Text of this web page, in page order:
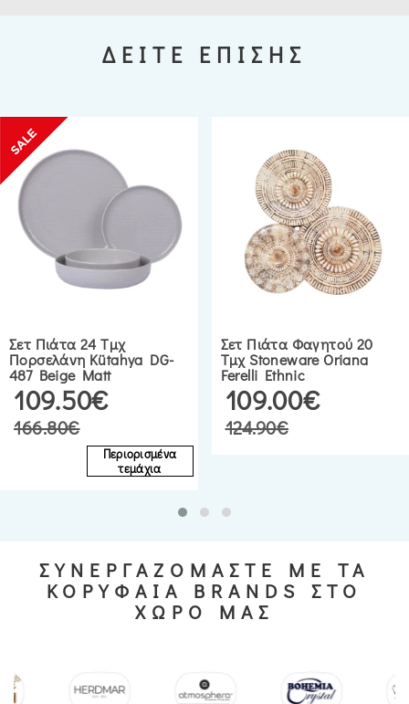
ΔΕΙΤΕ ΕΠΙΣΗΣ
Σετ Πιάτα 24 Τμχ
Πορσελάνη Kütahya DG-
487 Beige Matt
109.50€
166.80€
Περιορισμένα
τεμάχια
Σετ Πιάτα Φαγητού 20
Τμχ Stoneware Oriana
Ferelli Ethnic
109.00€
124.90€
ΣΥΝΕΡΓΑΖΟΜΑΣΤΕ ΜΕ ΤΑ
ΚΟΡΥΦΑΙΑ BRANDS ΣΤΟ
ΧΩΡΟ ΜΑΣ